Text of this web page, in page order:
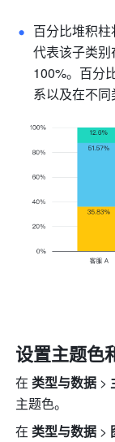
百分比堆积
代表该子类
100%。百分
系以及在不同
设置主题色
在 类型与数据 >
主题色。
在 类型与数据 >